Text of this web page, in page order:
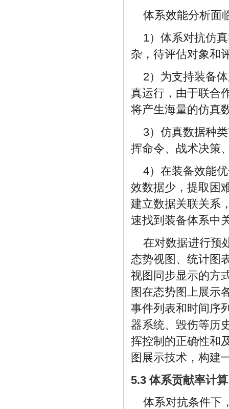
体系效能分析面
1）体系对抗仿
杂，待评估对象和
2）为支持装备
真运行，由于联合
将产生海量的仿真
3）仿真数据种
挥命令、战术决策
4）在装备效能
效数据少，提取困
建立数据关联关系
速找到装备体系中
在对数据进行预
态势视图、统计图
视图同步显示的方
图在态势图上展示
事件列表和时间序
器系统、毁伤等历
挥控制的正确性和
图展示技术，构建
5.3 体系贡献率计算
体系对抗条件下